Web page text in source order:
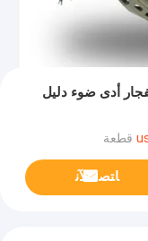
أدى ضوء دليل
ﺎﺘﺼﻟ ﺍﻶﻧ